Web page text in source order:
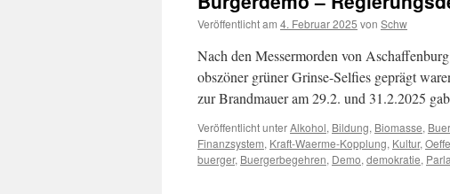
Veröffentlicht am 4. Februar 2025 von Schw
Nach den Messermorden von
obszöner grüner Grinse-Selfies geprägt
zur Brandmauer am 29.2. und 31.2.2025
Veröffentlicht unterAlkohol, Bildung, Biomasse,
Finanzsystem, Kraft-Waerme-Kopplung, Kultur,
buerger, Buergerbegehren, Demo, demokratie,